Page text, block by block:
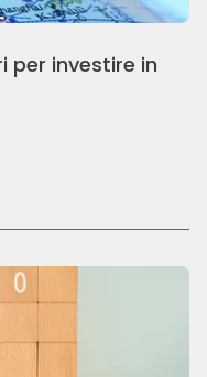
per investire in